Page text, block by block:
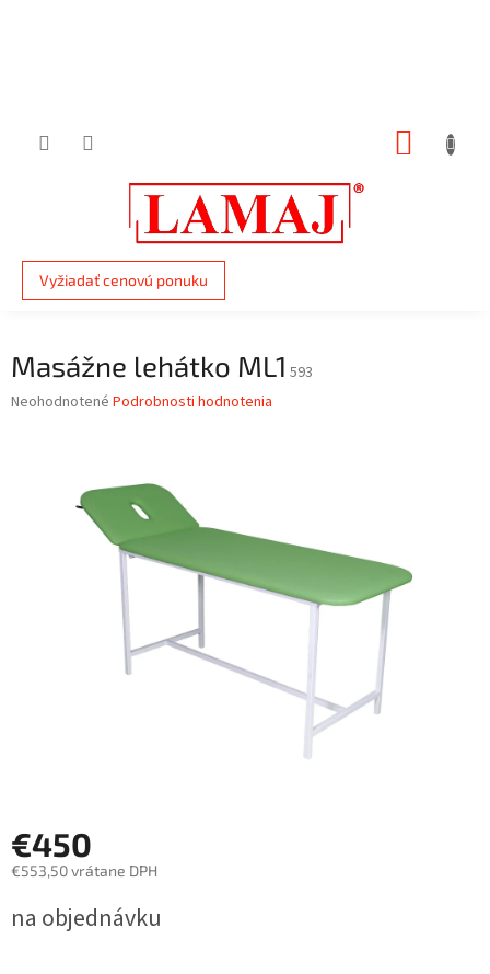
Vyžiadať cenovú ponuku
Masážne lehátko ML1 593
Priemerné
Neohodnotené Podrobnosti hodnotenia
€450
€553,50 vrátane DPH
cena:
na objednávku